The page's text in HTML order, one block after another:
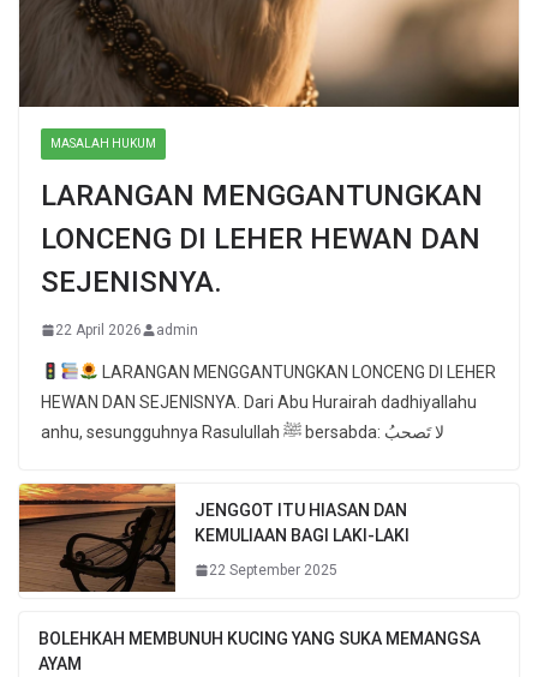
MASALAH HUKUM
LARANGAN MENGGANTUNGKAN
LONCENG DI LEHER HEWAN DAN
SEJENISNYA.
22 April 2026 admin
LARANGAN MENGGANTUNGKAN LONCENG DI LEHER
HEWAN DAN SEJENISNYA. Dari Abu Hurairah dadhiyallahu
anhu, sesungguhnya Rasulullah ﷺ bersabda: لا تَصحبُ
JENGGOT ITU HIASAN DAN
KEMULIAAN BAGI LAKI-LAKI
22 September 2025
BOLEHKAH MEMBUNUH KUCING YANG SUKA MEMANGSA
AYAM